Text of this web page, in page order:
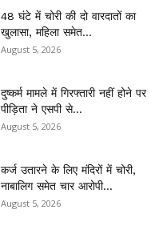
48 घंटे में चोरी की दो वारदातों का
खुलासा, महिला समेत...
August 5, 2026
दुष्कर्म मामले में गिरफ्तारी नहीं होने पर
पीड़िता ने एसपी से...
August 5, 2026
कर्ज उतारने के लिए मंदिरों में चोरी,
नाबालिग समेत चार आरोपी...
August 5, 2026